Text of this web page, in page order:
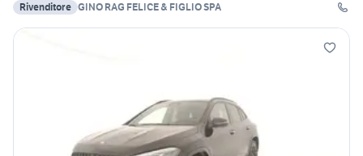
Rivenditore GINO RAG FELICE & FIGLIO SPA